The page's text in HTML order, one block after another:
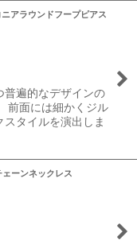
アラウンドフープピアス
普遍的なデザインの
前面には細かくジル
タイルを演出しま
ーンネックレス